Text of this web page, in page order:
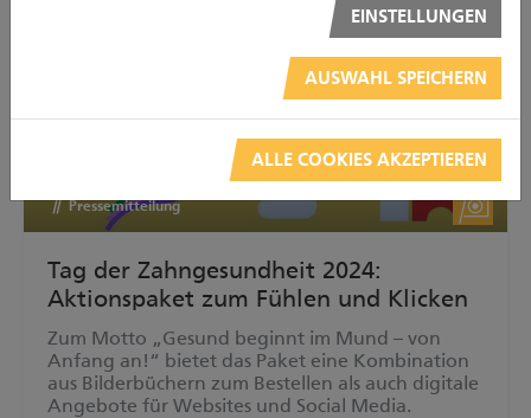
Pressemitteilung
Tag der Zahngesundheit 2024:
Aktionspaket zum Fühlen und Klicken
Zum Motto „Gesund beginnt im Mund – von
Anfang an!“ bietet das Paket eine Kombination
aus Bilderbüchern zum Bestellen als auch digitale
Angebote für Websites und Social Media.
EINSTELLUNGEN
AUSWAHL SPEICHERN
ALLE COOKIES AKZEPTIEREN